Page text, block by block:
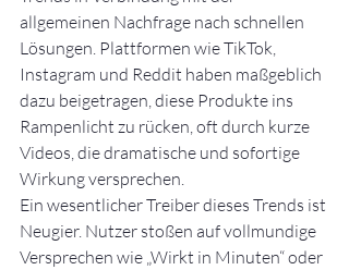
allgemeinen Nachfrage nach schnellen
Lösungen. Plattformen wie TikTok,
Instagram und Reddit haben maßgeblich
dazu beigetragen, diese Produkte ins
Rampenlicht zu rücken, oft durch kurze
Videos, die dramatische und sofortige
Wirkung versprechen.
Ein wesentlicher Treiber dieses Trends ist
Neugier. Nutzer stoßen auf vollmundige
Versprechen wie „Wirkt in Minuten“ oder